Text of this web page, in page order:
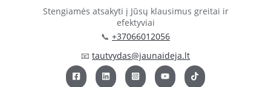
Stengiamės atsakyti į Jūsų klausimus greitai ir
efektyviai
📞 +37066012056
📧 tautvydas@jaunaideja.lt